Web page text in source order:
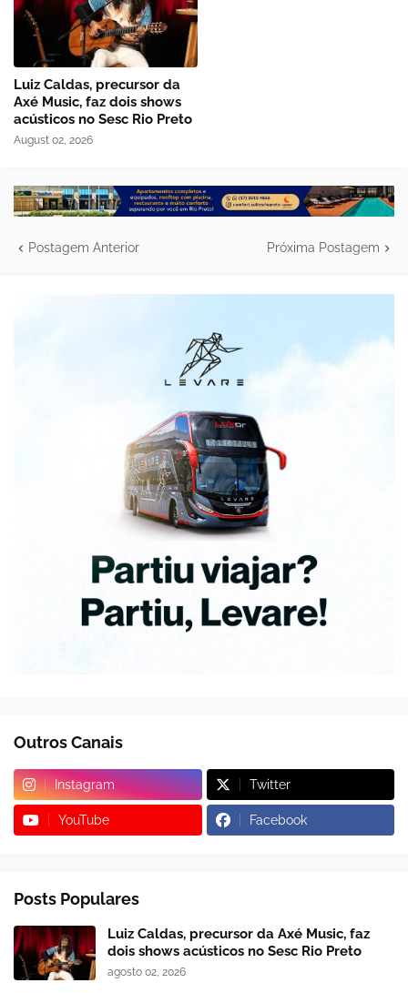
Luiz Caldas, precursor da
Axé Music, faz dois shows
acústicos no Sesc Rio Preto
August 02, 2026
Postagem Anterior Próxima Postagem
Outros Canais
Instagram Twitter
YouTube Facebook
Posts Populares
Luiz Caldas, precursor da Axé Music, faz
dois shows acústicos no Sesc Rio Preto
agosto 02, 2026